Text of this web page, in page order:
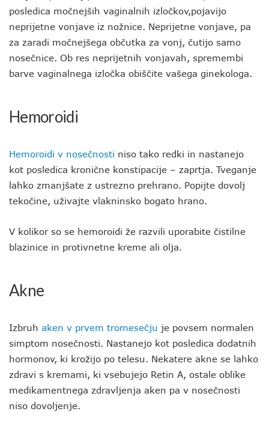
posledica močnejših vaginalnih izločkov,pojavijo
neprijetne vonjave iz nožnice. Neprijetne vonjave, pa
za zaradi močnejšega občutka za vonj, čutijo samo
nosečnice. Ob res neprijetnih vonjavah, spremembi
barve vaginalnega izločka obiščite vašega ginekologa.
Hemoroidi
Hemoroidi v nosečnosti niso tako redki in nastanejo
kot posledica kronične konstipacije – zaprtja. Tveganje
lahko zmanjšate z ustrezno prehrano. Popijte dovolj
tekočine, uživajte vlakninsko bogato hrano.
V kolikor so se hemoroidi že razvili uporabite čistilne
blazinice in protivnetne kreme ali olja.
Akne
Izbruh aken v prvem tromesečju je povsem normalen
simptom nosečnosti. Nastanejo kot posledica dodatnih
hormonov, ki krožijo po telesu. Nekatere akne se lahko
zdravi s kremami, ki vsebujejo Retin A, ostale oblike
medikamentnega zdravljenja aken pa v nosečnosti
niso dovoljenje.